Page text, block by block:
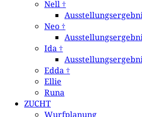
Nell †
Neo †
Ida †
Edda †
Ellie
Runa
ZUCHT
Wurfplanung